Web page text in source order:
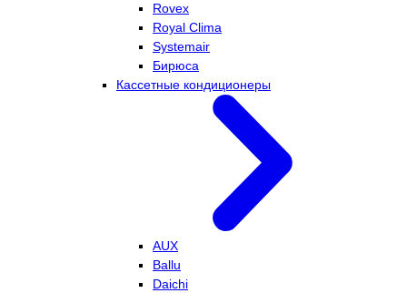
Rovex
Royal Clima
Systemair
Бирюса
Кассетные кондиционеры
AUX
Ballu
Daichi